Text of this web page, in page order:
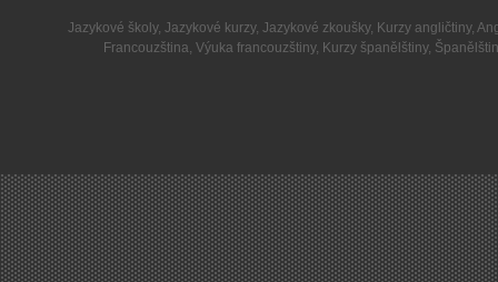
Jazykové školy, Jazykové kurzy, Jazykové zkoušky, Kurzy angličtiny,
Francouzština,Výuka francouzštiny, Kurzy španělštiny,